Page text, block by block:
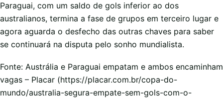
Paraguai, com um saldo de gols inferior ao dos
australianos, termina a fase de grupos em terceiro lugar e
agora aguarda o desfecho das outras chaves para saber
se continuará na disputa pelo sonho mundialista.
Fonte: Austrália e Paraguai empatam e ambos encaminham
vagas – Placar (https://placar.com.br/copa-do-
mundo/australia-segura-empate-sem-gols-com-o-